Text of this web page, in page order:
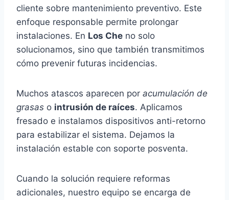
cliente sobre mantenimiento preventivo. Este
enfoque responsable permite prolongar
instalaciones. En Los Che no solo
solucionamos, sino que también transmitimos
cómo prevenir futuras incidencias.
Muchos atascos aparecen por acumulación de
grasas o intrusión de raíces. Aplicamos
fresado e instalamos dispositivos anti-retorno
para estabilizar el sistema. Dejamos la
instalación estable con soporte posventa.
Cuando la solución requiere reformas
adicionales, nuestro equipo se encarga de